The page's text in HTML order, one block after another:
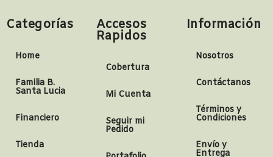
Categorías
Home
Familia B.
Santa Lucia
Financiero
Tienda
Accesos
Rapidos
Cobertura
Mi Cuenta
Seguir mi
Pedido
Información
Nosotros
Contáctanos
Términos y
Condiciones
Envío y
Entrega